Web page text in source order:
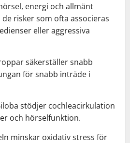
energi och allmänt
risker som ofta associeras
eller aggressiva
säkerställer snabb
för snabb inträde i
stödjer cochleacirkulation
och hörselfunktion.
minskar oxidativ stress för